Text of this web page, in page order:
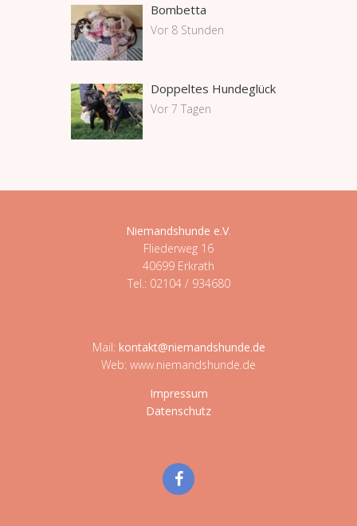
Bombetta
Vor 8 Stunden
Doppeltes Hundeglück
Vor 7 Tagen
Niemandshunde e.V.
Fliederweg 16
40699 Erkrath
Tel.: 02104 / 934680
Mail: kontakt@niemandshunde.de
Web: www.niemandshunde.de
Impressum
Datenschutz